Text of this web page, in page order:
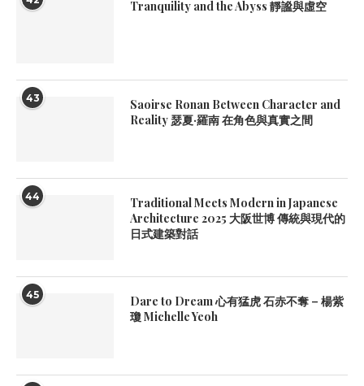
Tranquility and the Abyss 靜謐與虛空
43
Saoirse Ronan Between Character and
Reality 瑟夏·羅南 在角色與真實之間
44
Traditional Meets Modern in Japanese
Architecture 2025 大阪世博 傳統與現代的
日式建築對話
45
Dare to Dream 心有猛虎 石赤不奪 – 楊紫
瓊 Michelle Yeoh